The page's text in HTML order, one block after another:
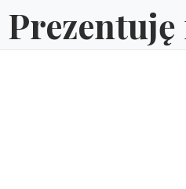
content
Prezentuję